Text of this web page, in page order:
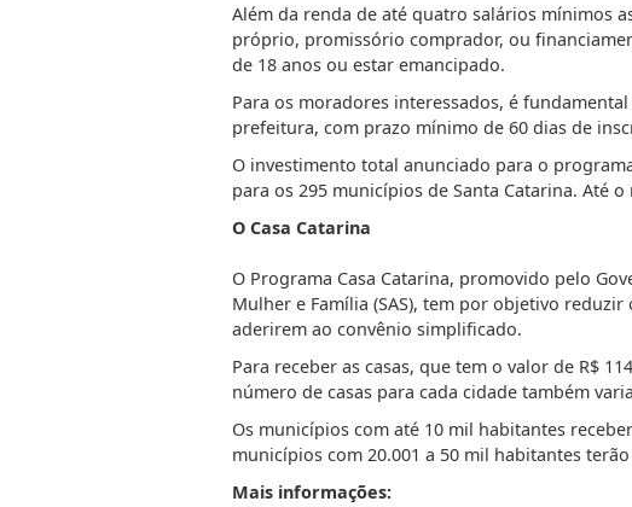
Além da renda de até quatro salários mínimos
próprio, promissório comprador, ou
de 18 anos ou estar emancipado.
Para os moradores interessados, é
prefeitura, com prazo mínimo de 60 dias de
O investimento total anunciado para o
para os 295 municípios de Santa Catarina. Até o
O Casa Catarina
O Programa Casa Catarina, promovido pelo
Mulher e Família (SAS), tem por objetivo
aderirem ao convênio simplificado.
Para receber as casas, que tem o valor de R$
número de casas para cada cidade também
Os municípios com até 10 mil habitantes
municípios com 20.001 a 50 mil habitantes
Mais informações: